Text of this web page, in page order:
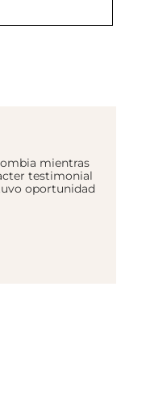
mientras
testimonial
oportunidad